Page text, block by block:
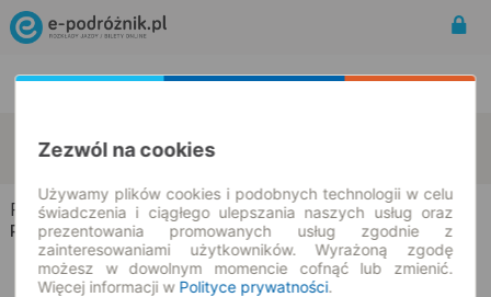
10.08.2026 | -- : --
Rzeszów → Głodowa
Rozkład jazdy i bilety
Zezwól na cookies
Używamy plików cookies i podobnych technologii w celu
świadczenia i ciągłego ulepszania naszych usług oraz
prezentowania promowanych usług zgodnie z
zainteresowaniami użytkowników. Wyrażoną zgodę
możesz w dowolnym momencie cofnąć lub zmienić.
Więcej informacji w Polityce prywatności.